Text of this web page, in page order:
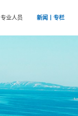
专业人员 新闻丨专栏